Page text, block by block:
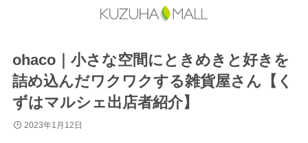
ohaco｜小さな空間にときめきと好きを
詰め込んだワクワクする雑貨屋さん【く
ずはマルシェ出店者紹介】
2023年1月12日